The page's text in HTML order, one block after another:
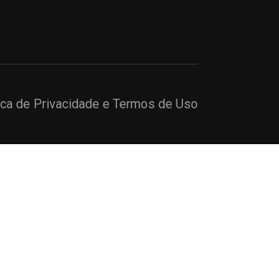
de Privacidade e Termos de Uso